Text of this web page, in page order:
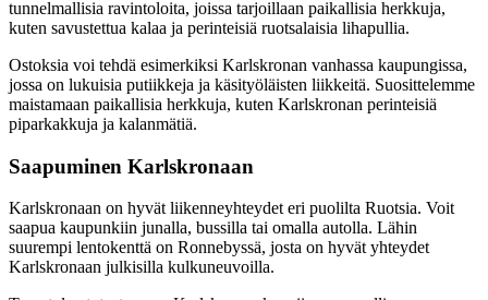
tunnelmallisia ravintoloita, joissa tarjoillaan paikallisia herkkuja,
kuten savustettua kalaa ja perinteisiä ruotsalaisia lihapullia.
Ostoksia voi tehdä esimerkiksi Karlskronan vanhassa kaupungissa,
jossa on lukuisia putiikkeja ja käsityöläisten liikkeitä. Suosittelemme
maistamaan paikallisia herkkuja, kuten Karlskronan perinteisiä
piparkakkuja ja kalanmätiä.
Saapuminen Karlskronaan
Karlskronaan on hyvät liikenneyhteydet eri puolilta Ruotsia. Voit
saapua kaupunkiin junalla, bussilla tai omalla autolla. Lähin
suurempi lentokenttä on Ronnebyssä, josta on hyvät yhteydet
Karlskronaan julkisilla kulkuneuvoilla.